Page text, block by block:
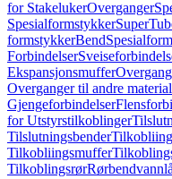
for StakelukerOverganger
Spesialformstykker
formstykkerBend
Forbindelser
Ekspansjonsmuffer
Overganger til andre
Gjengeforbindelser
for Utstyrstilkoblinger
Tilslutningsbender
Tilkobliingsmuffer
Tilkoblingsrør